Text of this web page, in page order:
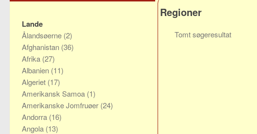
Regioner
Tomt søgeresultat
Lande
Ålandsøerne (2)
Afghanistan (36)
Afrika (27)
Albanien (11)
Algeriet (17)
Amerikansk Samoa (1)
Amerikanske Jomfruøer (24)
Andorra (16)
Angola (13)